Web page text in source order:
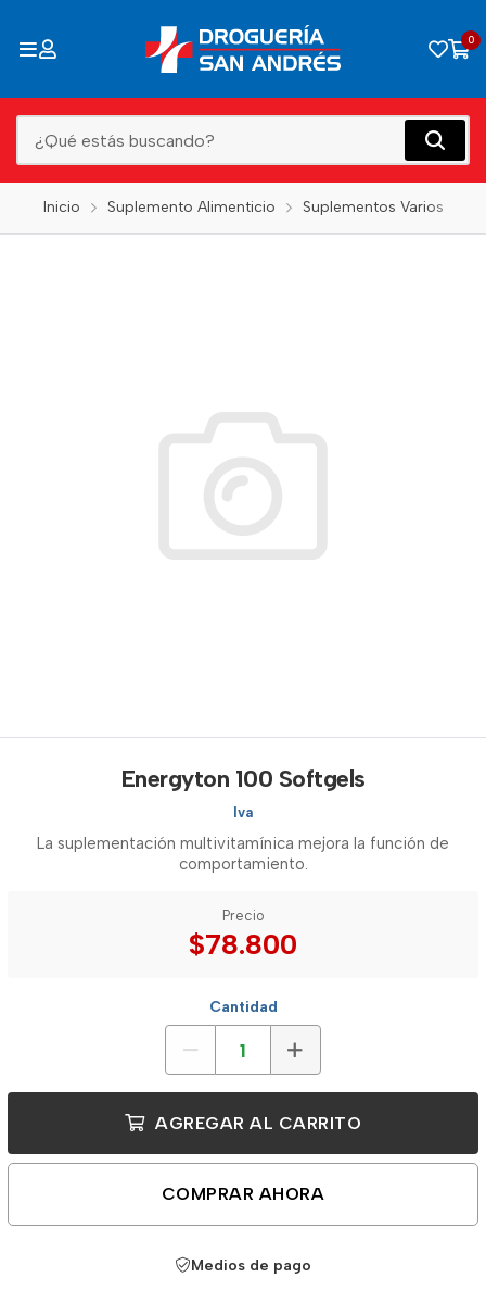
0
Inicio Suplemento Alimenticio Suplementos Varios
Energyton 100 Softgels
Iva
La suplementación multivitamínica mejora la función de
comportamiento.
Precio
$78.800
Cantidad
AGREGAR AL CARRITO
COMPRAR AHORA
Medios de pago